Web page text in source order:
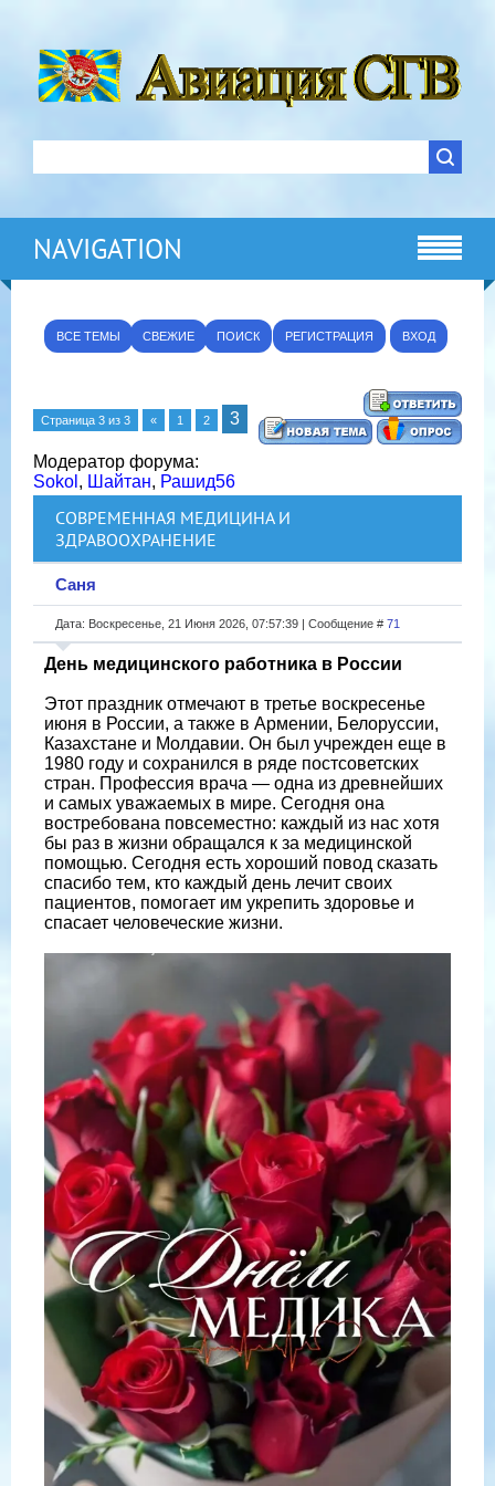
NAVIGATION
ВСЕ ТЕМЫ СВЕЖИЕ ПОИСК РЕГИСТРАЦИЯ ВХОД
Страница 3 из 3 « 1 2 3
Модератор форума:
Sokol , Шайтан, Рашид56
СОВРЕМЕННАЯ МЕДИЦИНА И
ЗДРАВООХРАНЕНИЕ
Саня
Дата: Воскресенье, 21 Июня 2026, 07:57:39 | Сообщение # 71
День медицинского работника в России
Этот праздник отмечают в третье воскресенье
июня в России, а также в Армении, Белоруссии,
Казахстане и Молдавии. Он был учрежден еще в
1980 году и сохранился в ряде постсоветских
стран. Профессия врача — одна из древнейших
и самых уважаемых в мире. Сегодня она
востребована повсеместно: каждый из нас хотя
бы раз в жизни обращался к за медицинской
помощью. Сегодня есть хороший повод сказать
спасибо тем, кто каждый день лечит своих
пациентов, помогает им укрепить здоровье и
спасает человеческие жизни.